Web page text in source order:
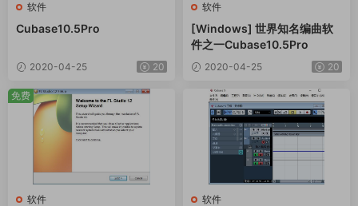
软件
Cubase10.5Pro
2020-04-25 20
软件
[Windows] 世界知名编曲软
件之一Cubase10.5Pro
2020-04-25 20
软件
免费
软件